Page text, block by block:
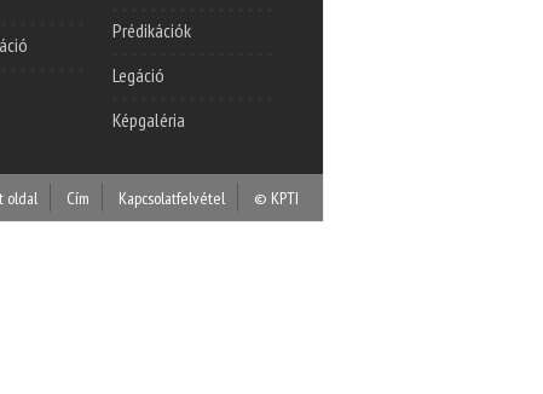
Prédikációk
Legáció
Képgaléria
oldal Cím Kapcsolatfelvétel © KPTI